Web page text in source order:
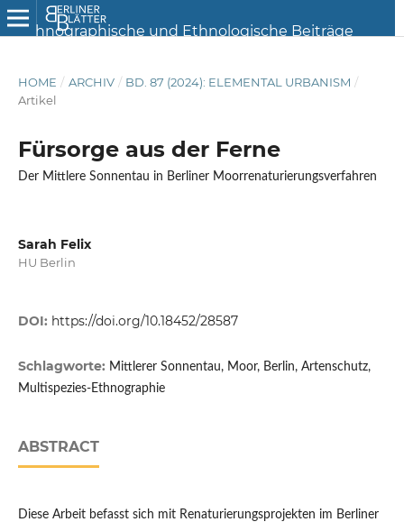
HOME / ARCHIV / BD. 87 (2024): ELEMENTAL URBANISM /
Artikel
Fürsorge aus der Ferne
Der Mittlere Sonnentau in Berliner Moorrenaturierungsverfahren
Sarah Felix
HU Berlin
DOI: https://doi.org/10.18452/28587
Schlagworte: Mittlerer Sonnentau, Moor, Berlin, Artenschutz,
Multispezies-Ethnographie
ABSTRACT
Diese Arbeit befasst sich mit Renaturierungsprojekten im Berliner